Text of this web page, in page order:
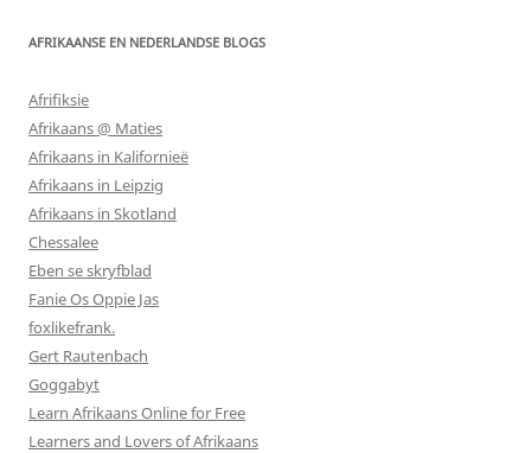
AFRIKAANSE EN NEDERLANDSE BLOGS
Afrifiksie
Afrikaans @ Maties
Afrikaans in Kalifornieë
Afrikaans in Leipzig
Afrikaans in Skotland
Chessalee
Eben se skryfblad
Fanie Os Oppie Jas
foxlikefrank.
Gert Rautenbach
Goggabyt
Learn Afrikaans Online for Free
Learners and Lovers of Afrikaans